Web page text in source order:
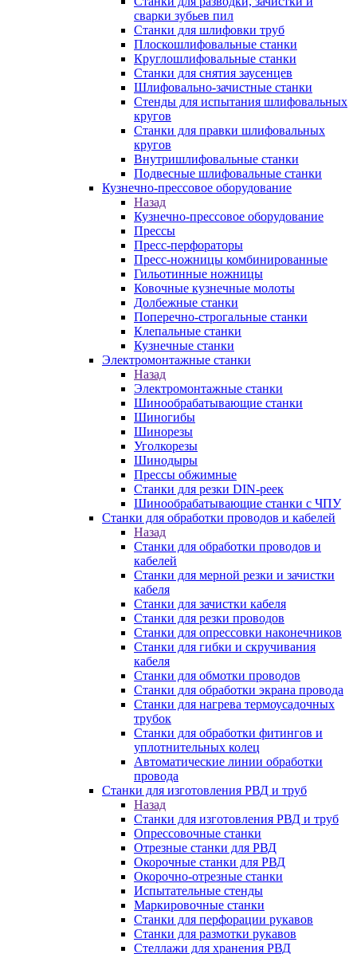
сварки зубьев пил
Станки для шлифовки труб
Плоскошлифовальные станки
Круглошлифовальные станки
Станки для снятия заусенцев
Шлифовально-зачистные станки
Стенды для испытания шлифовальных
кругов
Станки для правки шлифовальных
кругов
Внутришлифовальные станки
Подвесные шлифовальные станки
Кузнечно-прессовое оборудование
Назад
Кузнечно-прессовое оборудование
Прессы
Пресс-перфораторы
Пресс-ножницы комбинированные
Гильотинные ножницы
Ковочные кузнечные молоты
Долбежные станки
Поперечно-строгальные станки
Клепальные станки
Кузнечные станки
Электромонтажные станки
Назад
Электромонтажные станки
Шинообрабатывающие станки
Шиногибы
Шинорезы
Уголкорезы
Шинодыры
Прессы обжимные
Станки для резки DIN-реек
Шинообрабатывающие станки с ЧПУ
Станки для обработки проводов и кабелей
Назад
Станки для обработки проводов и
кабелей
Станки для мерной резки и зачистки
кабеля
Станки для зачистки кабеля
Станки для резки проводов
Станки для опрессовки наконечников
Станки для гибки и скручивания
кабеля
Станки для обмотки проводов
Станки для обработки экрана провода
Станки для нагрева термоусадочных
трубок
Станки для обработки фитингов и
уплотнительных колец
Автоматические линии обработки
провода
Станки для изготовления РВД и труб
Назад
Станки для изготовления РВД и труб
Опрессовочные станки
Отрезные станки для РВД
Окорочные станки для РВД
Окорочно-отрезные станки
Испытательные стенды
Маркировочные станки
Станки для перфорации рукавов
Станки для размотки рукавов
Стеллажи для хранения РВД